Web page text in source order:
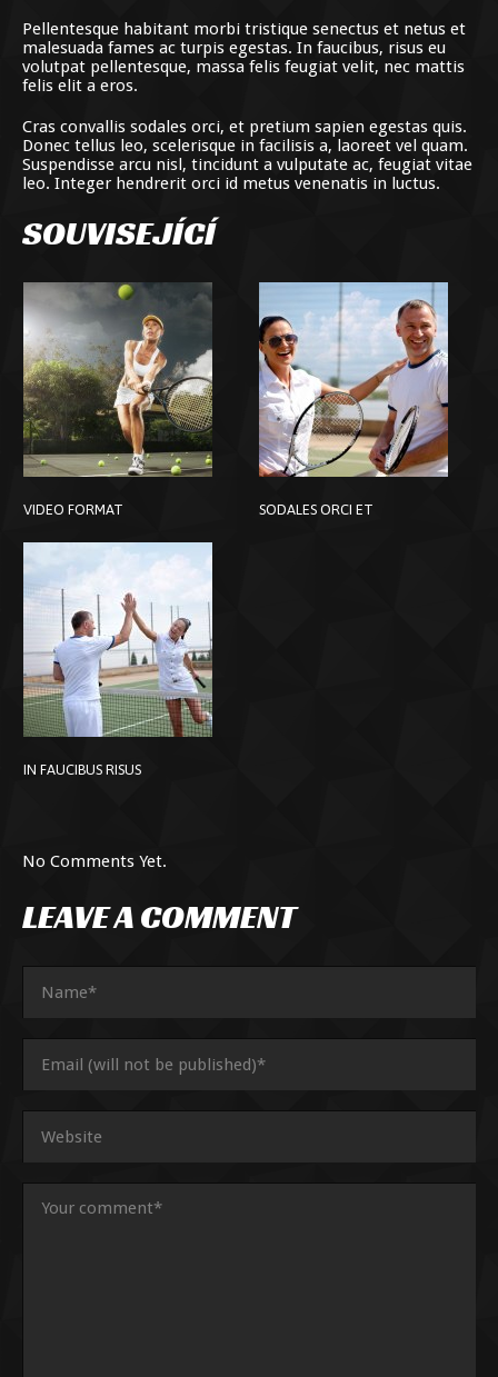
Pellentesque habitant morbi tristique senectus et netus et
malesuada fames ac turpis egestas. In faucibus, risus eu
volutpat pellentesque, massa felis feugiat velit, nec mattis
felis elit a eros.
Cras convallis sodales orci, et pretium sapien egestas quis.
Donec tellus leo, scelerisque in facilisis a, laoreet vel quam.
Suspendisse arcu nisl, tincidunt a vulputate ac, feugiat vitae
leo. Integer hendrerit orci id metus venenatis in luctus.
SOUVISEJÍCÍ
VIDEO FORMAT SODALES ORCI ET
IN FAUCIBUS RISUS
No Comments Yet.
LEAVE A COMMENT